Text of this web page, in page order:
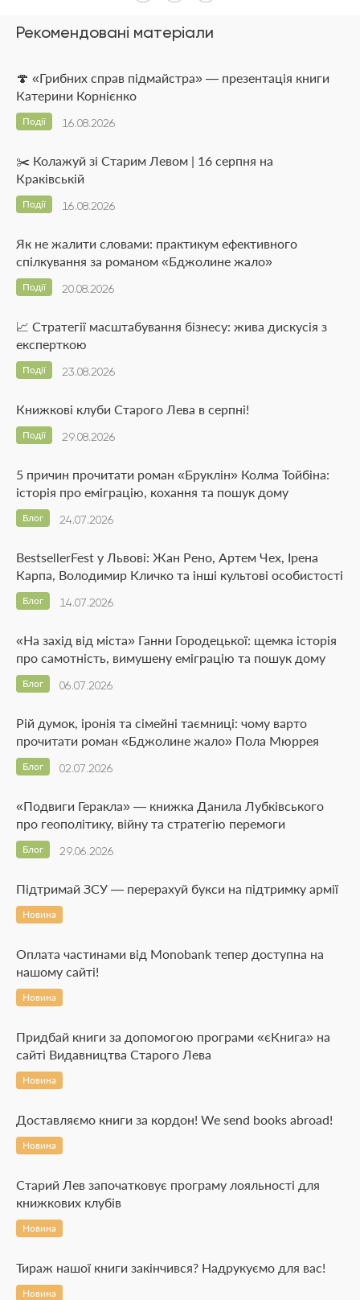
Рекомендовані матеріали
🍄 «Грибних справ підмайстра» — презентація книги
Катерини Корнієнко
16.08.2026
Події
✂️ Колажуй зі Старим Левом | 16 серпня на
Краківській
16.08.2026
Події
Як не жалити словами: практикум ефективного
спілкування за романом «Бджолине жало»
20.08.2026
Події
📈 Стратегії масштабування бізнесу: жива дискусія з
експерткою
23.08.2026
Події
Книжкові клуби Старого Лева в серпні!
29.08.2026
Події
5 причин прочитати роман «Бруклін» Колма Тойбіна:
історія про еміграцію, кохання та пошук дому
24.07.2026
Блог
BestsellerFest у Львові: Жан Рено, Артем Чех, Ірена
Карпа, Володимир Кличко та інші культові особистості
14.07.2026
Блог
«На захід від міста» Ганни Городецької: щемка історія
про самотність, вимушену еміграцію та пошук дому
06.07.2026
Блог
Рій думок, іронія та сімейні таємниці: чому варто
прочитати роман «Бджолине жало» Пола Мюррея
02.07.2026
Блог
«Подвиги Геракла» — книжка Данила Лубківського
про геополітику, війну та стратегію перемоги
29.06.2026
Блог
Підтримай ЗСУ — перерахуй букси на підтримку армії
Новина
Оплата частинами від Monobank тепер доступна на
нашому сайті!
Новина
Придбай книги за допомогою програми «єКнига» на
сайті Видавництва Старого Лева
Новина
Доставляємо книги за кордон! We send books abroad!
Новина
Старий Лев започатковує програму лояльності для
книжкових клубів
Новина
Тираж нашої книги закінчився? Надрукуємо для вас!
Новина